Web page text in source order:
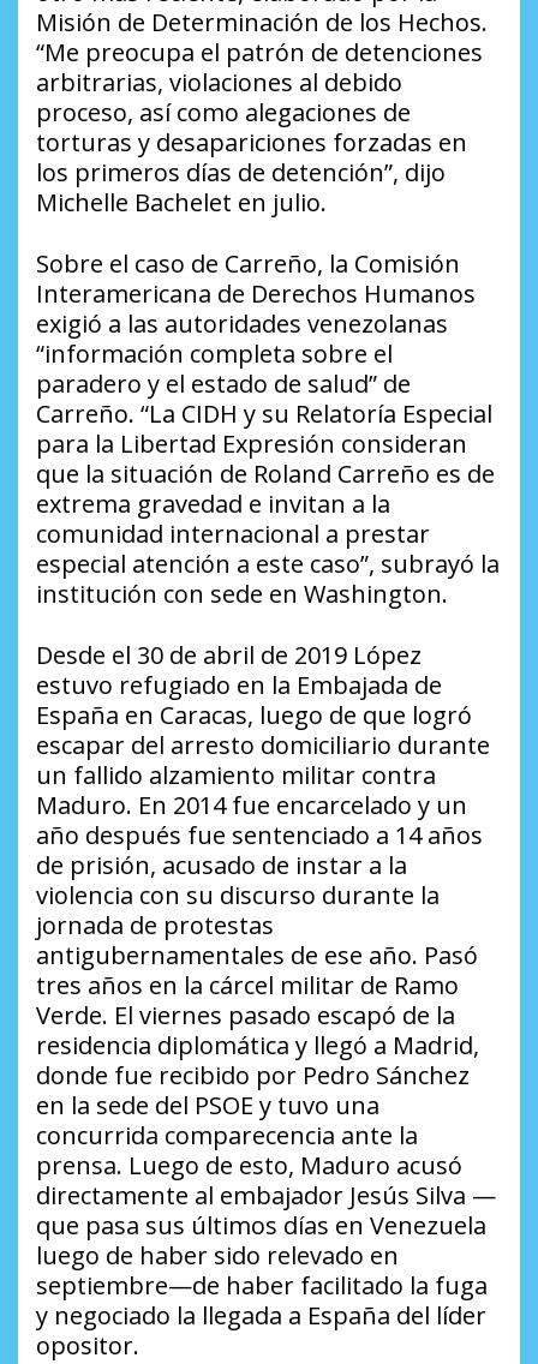
Misión de Determinación de los Hechos.
“Me preocupa el patrón de detenciones
arbitrarias, violaciones al debido
proceso, así como alegaciones de
torturas y desapariciones forzadas en
los primeros días de detención”, dijo
Michelle Bachelet en julio.
Sobre el caso de Carreño, la Comisión
Interamericana de Derechos Humanos
exigió a las autoridades venezolanas
“información completa sobre el
paradero y el estado de salud” de
Carreño. “La CIDH y su Relatoría Especial
para la Libertad Expresión consideran
que la situación de Roland Carreño es de
extrema gravedad e invitan a la
comunidad internacional a prestar
especial atención a este caso”, subrayó la
institución con sede en Washington.
Desde el 30 de abril de 2019 López
estuvo refugiado en la Embajada de
España en Caracas, luego de que logró
escapar del arresto domiciliario durante
un fallido alzamiento militar contra
Maduro. En 2014 fue encarcelado y un
año después fue sentenciado a 14 años
de prisión, acusado de instar a la
violencia con su discurso durante la
jornada de protestas
antigubernamentales de ese año. Pasó
tres años en la cárcel militar de Ramo
Verde. El viernes pasado escapó de la
residencia diplomática y llegó a Madrid,
donde fue recibido por Pedro Sánchez
en la sede del PSOE y tuvo una
concurrida comparecencia ante la
prensa. Luego de esto, Maduro acusó
directamente al embajador Jesús Silva —
que pasa sus últimos días en Venezuela
luego de haber sido relevado en
septiembre—de haber facilitado la fuga
y negociado la llegada a España del líder
opositor.